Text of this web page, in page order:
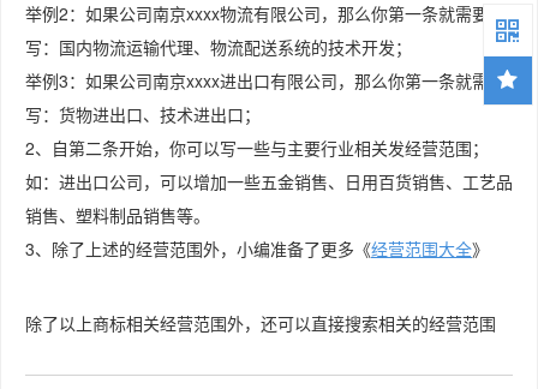
举例2：如果公司南京xxxx物流有限公司，那么你第一条就需要
写：国内物流运输代理、物流配送系统的技术开发；
举例3：如果公司南京xxxx进出口有限公司，那么你第一条就需要
写：货物进出口、技术进出口；
2、自第二条开始，你可以写一些与主要行业相关发经营范围；
如：进出口公司，可以增加一些五金销售、日用百货销售、工艺品
销售、塑料制品销售等。
3、除了上述的经营范围外，小编准备了更多《经营范围大全》
除了以上商标相关经营范围外，还可以直接搜索相关的经营范围